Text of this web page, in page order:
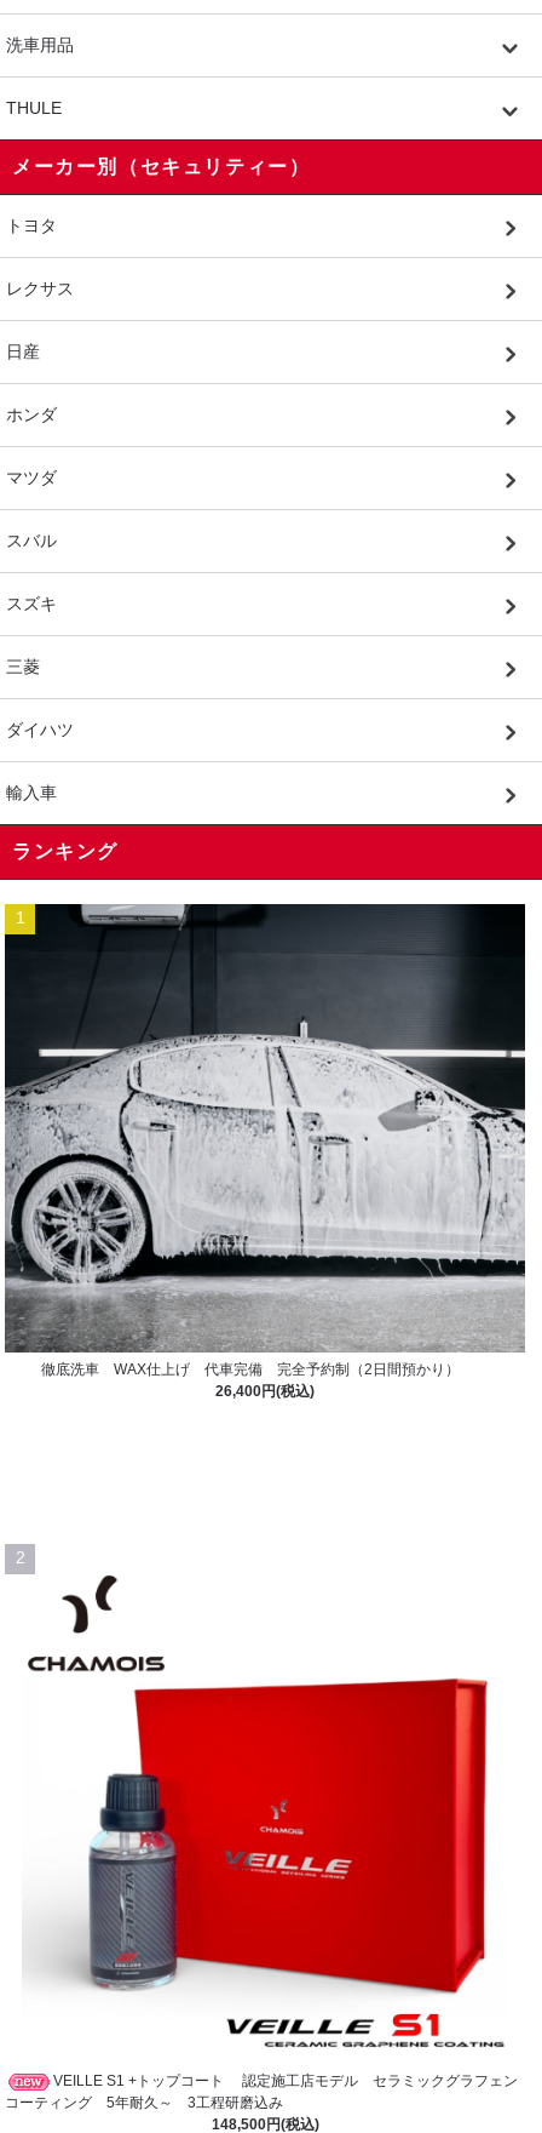
洗車用品
THULE
メーカー別（セキュリティー）
トヨタ
レクサス
日産
ホンダ
マツダ
スバル
スズキ
三菱
ダイハツ
輸入車
ランキング
1
徹底洗車 WAX仕上げ 代車完備 完全予約制（2日間預かり）
26,400円(税込)
2
VEILLE S1 +トップコート 認定施工店モデル セラミックグラフェン
コーティング 5年耐久～ 3工程研磨込み
148,500円(税込)